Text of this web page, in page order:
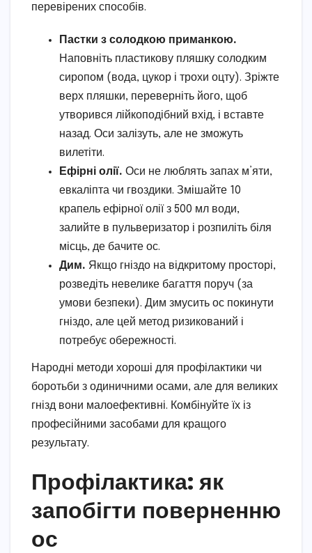
перевірених способів.
Пастки з солодкою приманкою.
Наповніть пластикову пляшку солодким
сиропом (вода, цукор і трохи оцту). Зріжте
верх пляшки, переверніть його, щоб
утворився лійкоподібний вхід, і вставте
назад. Оси залізуть, але не зможуть
вилетіти.
Ефірні олії. Оси не люблять запах м’яти,
евкаліпта чи гвоздики. Змішайте 10
крапель ефірної олії з 500 мл води,
залийте в пульверизатор і розпиліть біля
місць, де бачите ос.
Дим. Якщо гніздо на відкритому просторі,
розведіть невелике багаття поруч (за
умови безпеки). Дим змусить ос покинути
гніздо, але цей метод ризикований і
потребує обережності.
Народні методи хороші для профілактики чи
боротьби з одиничними осами, але для великих
гнізд вони малоефективні. Комбінуйте їх із
професійними засобами для кращого
результату.
Профілактика: як
запобігти поверненню
ос